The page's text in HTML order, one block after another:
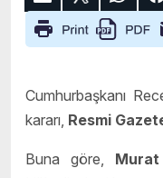
Cumhurbaşkanı
kararı, Resmi
Buna göre,